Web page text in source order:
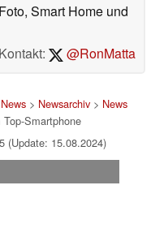
Smart Home und
Kontakt:
@RonMatta
News> Newsarchiv> News
Smartphone
(Update: 15.08.2024)